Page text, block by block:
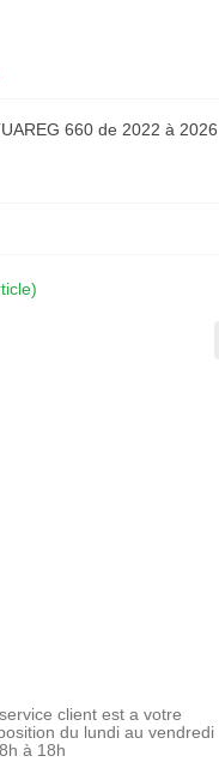
660 de 2022 à 2026
client est a votre
du lundi au vendredi
à 18h